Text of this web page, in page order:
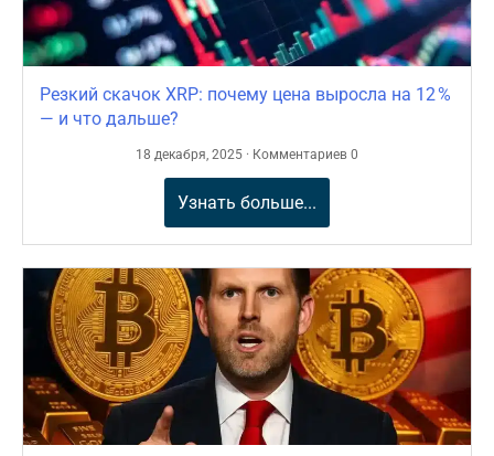
Резкий скачок XRP: почему цена выросла на 12 %
— и что дальше?
18 декабря, 2025 · Комментариев 0
Узнать больше...